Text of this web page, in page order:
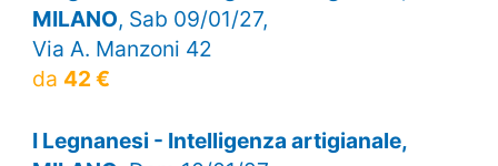
MILANO, Sab 09/01/27,
Via A. Manzoni 42
da 42 €
I Legnanesi - Intelligenza artigianale,